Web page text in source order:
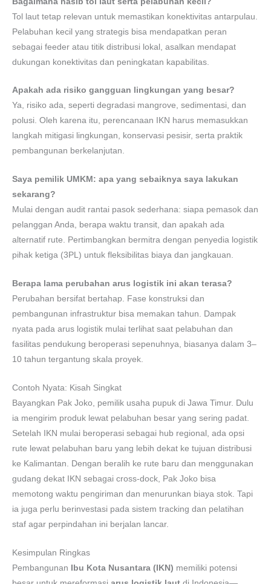
Tol laut tetap relevan untuk memastikan konektivitas antarpulau.
Pelabuhan kecil yang strategis bisa mendapatkan peran
sebagai feeder atau titik distribusi lokal, asalkan mendapat
dukungan konektivitas dan peningkatan kapabilitas.
Apakah ada risiko gangguan lingkungan yang besar?
Ya, risiko ada, seperti degradasi mangrove, sedimentasi, dan
polusi. Oleh karena itu, perencanaan IKN harus memasukkan
langkah mitigasi lingkungan, konservasi pesisir, serta praktik
pembangunan berkelanjutan.
Saya pemilik UMKM: apa yang sebaiknya saya lakukan
sekarang?
Mulai dengan audit rantai pasok sederhana: siapa pemasok dan
pelanggan Anda, berapa waktu transit, dan apakah ada
alternatif rute. Pertimbangkan bermitra dengan penyedia logistik
pihak ketiga (3PL) untuk fleksibilitas biaya dan jangkauan.
Berapa lama perubahan arus logistik ini akan terasa?
Perubahan bersifat bertahap. Fase konstruksi dan
pembangunan infrastruktur bisa memakan tahun. Dampak
nyata pada arus logistik mulai terlihat saat pelabuhan dan
fasilitas pendukung beroperasi sepenuhnya, biasanya dalam 3–
10 tahun tergantung skala proyek.
Contoh Nyata: Kisah Singkat
Bayangkan Pak Joko, pemilik usaha pupuk di Jawa Timur. Dulu
ia mengirim produk lewat pelabuhan besar yang sering padat.
Setelah IKN mulai beroperasi sebagai hub regional, ada opsi
rute lewat pelabuhan baru yang lebih dekat ke tujuan distribusi
ke Kalimantan. Dengan beralih ke rute baru dan menggunakan
gudang dekat IKN sebagai cross-dock, Pak Joko bisa
memotong waktu pengiriman dan menurunkan biaya stok. Tapi
ia juga perlu berinvestasi pada sistem tracking dan pelatihan
staf agar perpindahan ini berjalan lancar.
Kesimpulan Ringkas
Pembangunan
Ibu Kota Nusantara (IKN) memiliki potensi